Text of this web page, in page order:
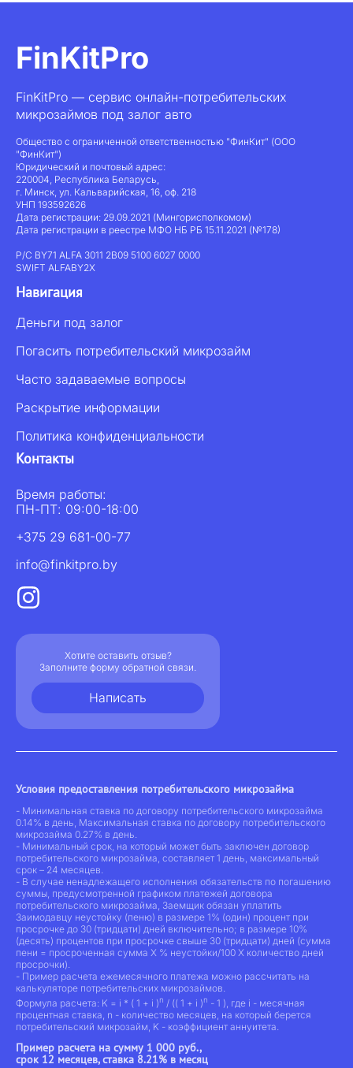
FinKitPro
FinKitPro — сервис онлайн-потребительских
микрозаймов под залог авто
Общество с ограниченной ответственностью "ФинКит" (ООО
"ФинКит")
Юридический и почтовый адрес:
220004, Республика Беларусь,
г. Минск, ул. Кальварийская, 16, оф. 218
УНП 193592626
Дата регистрации: 29.09.2021 (Мингорисполкомом)
Дата регистрации в реестре МФО НБ РБ 15.11.2021 (№178)
Р/С BY71 ALFA 3011 2B09 5100 6027 0000
SWIFT ALFABY2X
Навигация
Деньги под залог
Погасить потребительский микрозайм
Часто задаваемые вопросы
Раскрытие информации
Политика конфиденциальности
Контакты
Время работы:
ПН-ПТ: 09:00-18:00
+375 29 681-00-77
info@finkitpro.by
Хотите оставить отзыв?
Заполните форму обратной связи.
Написать
Условия предоставления потребительского микрозайма
- Минимальная ставка по договору потребительского микрозайма
0.14% в день, Максимальная ставка по договору потребительского
микрозайма 0.27% в день.
- Минимальный срок, на который может быть заключен договор
потребительского микрозайма, составляет 1 день, максимальный
срок – 24 месяцев.
- В случае ненадлежащего исполнения обязательств по погашению
суммы, предусмотренной графиком платежей договора
потребительского микрозайма, Заемщик обязан уплатить
Заимодавцу неустойку (пеню) в размере 1% (один) процент при
просрочке до 30 (тридцати) дней включительно; в размере 10%
(десять) процентов при просрочке свыше 30 (тридцати) дней (сумма
пени = просроченная сумма Х % неустойки/100 Х количество дней
просрочки).
- Пример расчета ежемесячного платежа можно рассчитать на
калькуляторе потребительских микрозаймов.
Формула расчета: K = i * ( 1 + i )n / (( 1 + i )n - 1 ), где i - месячная
процентная ставка, n - количество месяцев, на который берется
потребительский микрозайм, K - коэффициент аннуитета.
Пример расчета на сумму 1 000 руб.,
срок 12 месяцев, ставка 8.21% в месяц